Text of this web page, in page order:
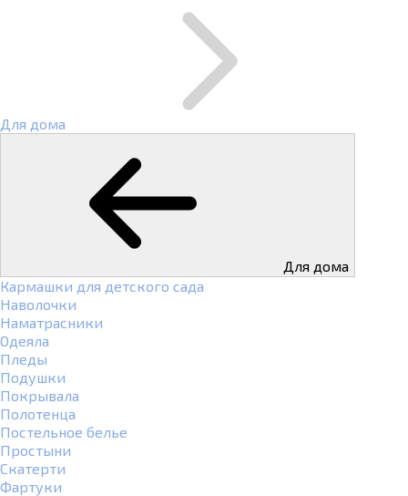
Для дома
Для дома
Кармашки для детского сада
Наволочки
Наматрасники
Одеяла
Пледы
Подушки
Покрывала
Полотенца
Постельное белье
Простыни
Скатерти
Фартуки